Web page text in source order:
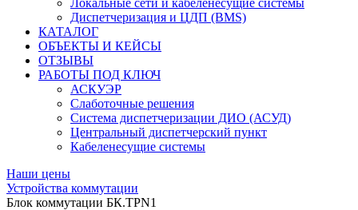
Локальные сети и кабеленесущие системы
Диспетчеризация и ЦДП (BMS)
КАТАЛОГ
ОБЪЕКТЫ И КЕЙСЫ
ОТЗЫВЫ
РАБОТЫ ПОД КЛЮЧ
АСКУЭР
Слаботочные решения
Система диспетчеризации ДИО (АСУД)
Центральный диспетчерский пункт
Кабеленесущие системы
Наши цены
Устройства коммутации
Блок коммутации БК.TPN1